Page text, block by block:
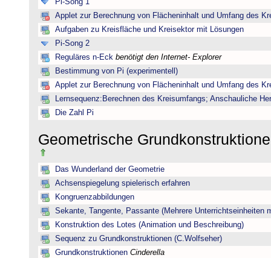
Pi-Song 1
Applet zur Berechnung von Flächeninhalt und Umfang des
Aufgaben zu Kreisfläche und Kreisektor mit Lösungen
Pi-Song 2
Reguläres n-Eck benötigt den Internet- Explorer
Bestimmung von Pi (experimentell)
Applet zur Berechnung von Flächeninhalt und Umfang des
Lernsequenz:Berechnen des Kreisumfangs; Anschauliche
Die Zahl Pi
Geometrische
Das Wunderland der Geometrie
Achsenspiegelung spielerisch erfahren
Kongruenzabbildungen
Sekante, Tangente, Passante (Mehrere Unterrichtseinheiten
Konstruktion des Lotes (Animation und Beschreibung)
Sequenz zu Grundkonstruktionen (C.Wolfseher)
Grundkonstruktionen Cinderella